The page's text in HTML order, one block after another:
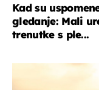
Kad su
gledanje: Mali
trenutke s ple...